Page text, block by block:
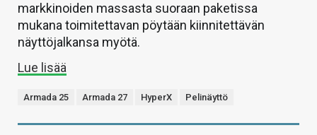
markkinoiden massasta suoraan paketissa
mukana toimitettavan pöytään kiinnitettävän
näyttöjalkansa myötä.
Lue lisää
Armada 25 Armada 27 HyperX Pelinäyttö